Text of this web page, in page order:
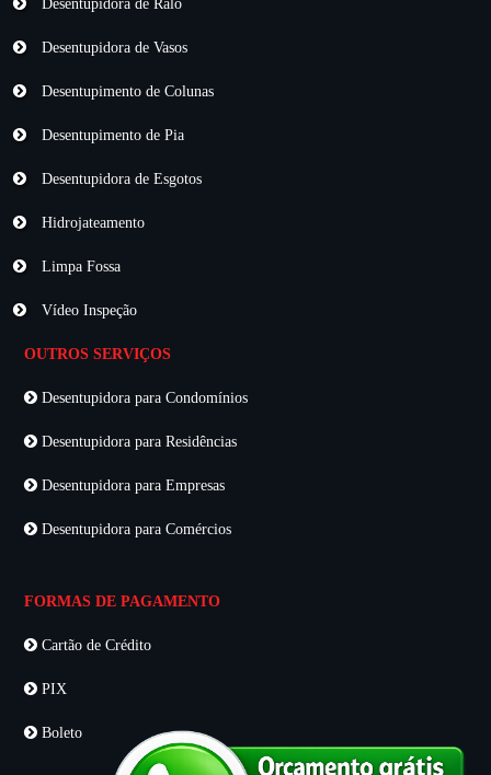
Desentupidora de Ralo
Desentupidora de Vasos
Desentupimento de Colunas
Desentupimento de Pia
Desentupidora de Esgotos
Hidrojateamento
Limpa Fossa
Vídeo Inspeção
OUTROS SERVIÇOS
Desentupidora para Condomínios
Desentupidora para Residências
Desentupidora para Empresas
Desentupidora para Comércios
FORMAS DE PAGAMENTO
Cartão de Crédito
PIX
Boleto